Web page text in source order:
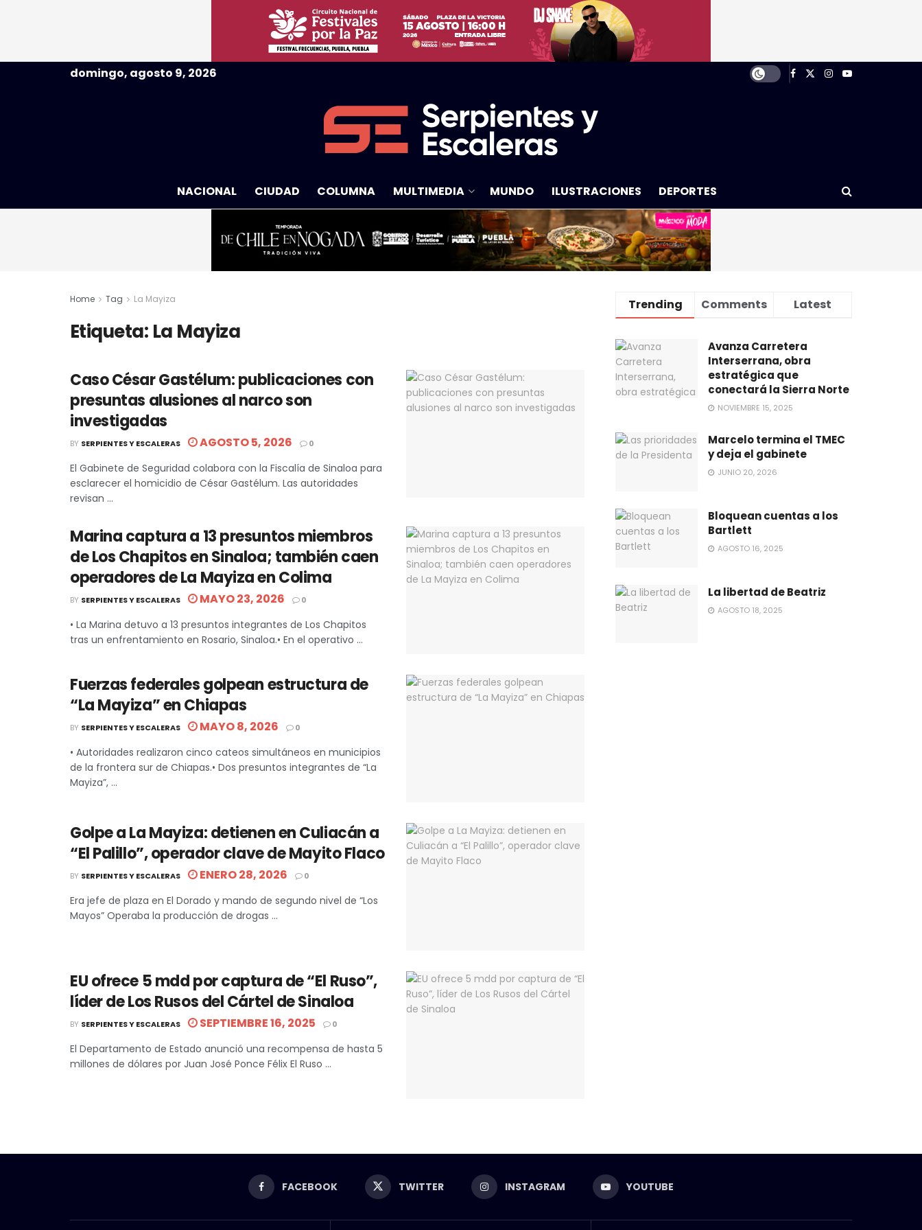
domingo, agosto 9, 2026
NACIONAL CIUDAD COLUMNA MULTIMEDIA MUNDO ILUSTRACIONES DEPORTES
Home Tag La Mayiza
Etiqueta: La Mayiza
Caso César Gastélum: publicaciones con
presuntas alusiones al narco son
investigadas
BY SERPIENTES Y ESCALERAS AGOSTO 5, 2026 0
El Gabinete de Seguridad colabora con la Fiscalía de Sinaloa para
esclarecer el homicidio de César Gastélum. Las autoridades
revisan ...
Marina captura a 13 presuntos miembros
de Los Chapitos en Sinaloa; también caen
operadores de La Mayiza en Colima
BY SERPIENTES Y ESCALERAS MAYO 23, 2026 0
• La Marina detuvo a 13 presuntos integrantes de Los Chapitos
tras un enfrentamiento en Rosario, Sinaloa.• En el operativo ...
Fuerzas federales golpean estructura de
“La Mayiza” en Chiapas
BY SERPIENTES Y ESCALERAS MAYO 8, 2026 0
• Autoridades realizaron cinco cateos simultáneos en municipios
de la frontera sur de Chiapas.• Dos presuntos integrantes de “La
Mayiza”, ...
Golpe a La Mayiza: detienen en Culiacán a
“El Palillo”, operador clave de Mayito Flaco
BY SERPIENTES Y ESCALERAS ENERO 28, 2026 0
Era jefe de plaza en El Dorado y mando de segundo nivel de “Los
Mayos” Operaba la producción de drogas ...
EU ofrece 5 mdd por captura de “El Ruso”,
líder de Los Rusos del Cártel de Sinaloa
BY SERPIENTES Y ESCALERAS SEPTIEMBRE 16, 2025 0
El Departamento de Estado anunció una recompensa de hasta 5
millones de dólares por Juan José Ponce Félix El Ruso ...
Trending Comments Latest
Avanza Carretera
Interserrana, obra
estratégica que
conectará la Sierra Norte
NOVIEMBRE 15, 2025
Marcelo termina el TMEC
y deja el gabinete
JUNIO 20, 2026
Bloquean cuentas a los
Bartlett
AGOSTO 16, 2025
La libertad de Beatriz
AGOSTO 18, 2025
FACEBOOK TWITTER INSTAGRAM YOUTUBE